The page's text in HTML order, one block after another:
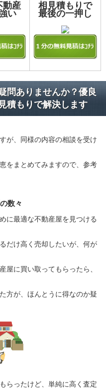
動産
い
相見積もりで
最後の一押し
問ありませんか？優良
積もりで解決します
が、同様の内容の相談を受け
をまとめてみますので、参考
数々
に最適な不動産屋を見つける
だけ高く売却したいが、何が
に買い取ってもらったら、
方が、ほんとうに得なのか疑
らったけど、単純に高く査定